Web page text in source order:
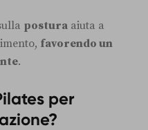
postura aiuta a
favorendo un
.
per